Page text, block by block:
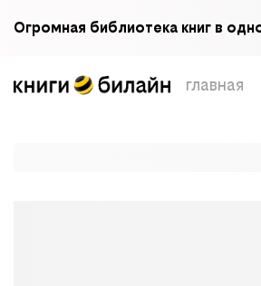
Огромная библиотека книг в
главная